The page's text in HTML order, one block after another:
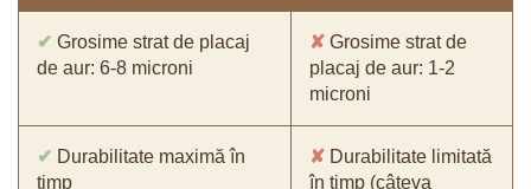
✔ Grosime strat de placaj
de aur: 6-8 microni
✘ Grosime strat de
placaj de aur: 1-2
microni
✔ Durabilitate maximă în
timp
✘ Durabilitate limitată
în timp (câteva